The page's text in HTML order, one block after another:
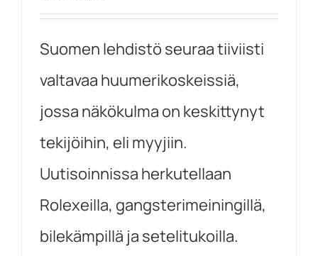
Suomen lehdistö seuraa tiiviisti
valtavaa huumerikoskeissiä,
jossa näkökulma on keskittynyt
tekijöihin, eli myyjiin.
Uutisoinnissa herkutellaan
Rolexeilla, gangsterimeiningillä,
bilekämpillä ja setelitukoilla.